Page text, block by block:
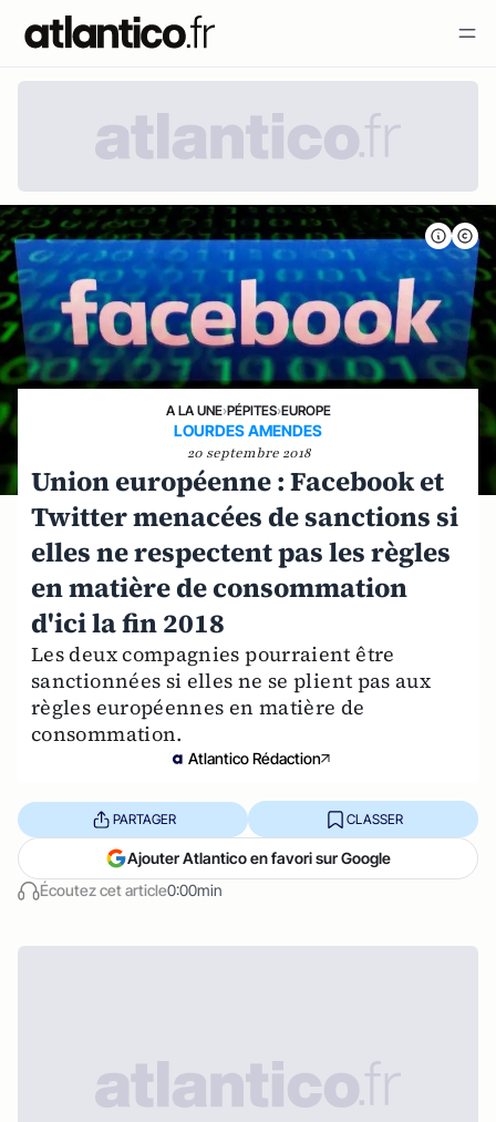
A LA UNE›PÉPITES›EUROPE
LOURDES AMENDES
20 septembre 2018
Union européenne : Facebook et
Twitter menacées de sanctions si
elles ne respectent pas les règles
en matière de consommation
d'ici la fin 2018
Les deux compagnies pourraient être
sanctionnées si elles ne se plient pas aux
règles européennes en matière de
consommation.
Atlantico Rédaction
Écoutez cet article0:00min
PARTAGER CLASSER
Ajouter Atlantico en favori sur Google